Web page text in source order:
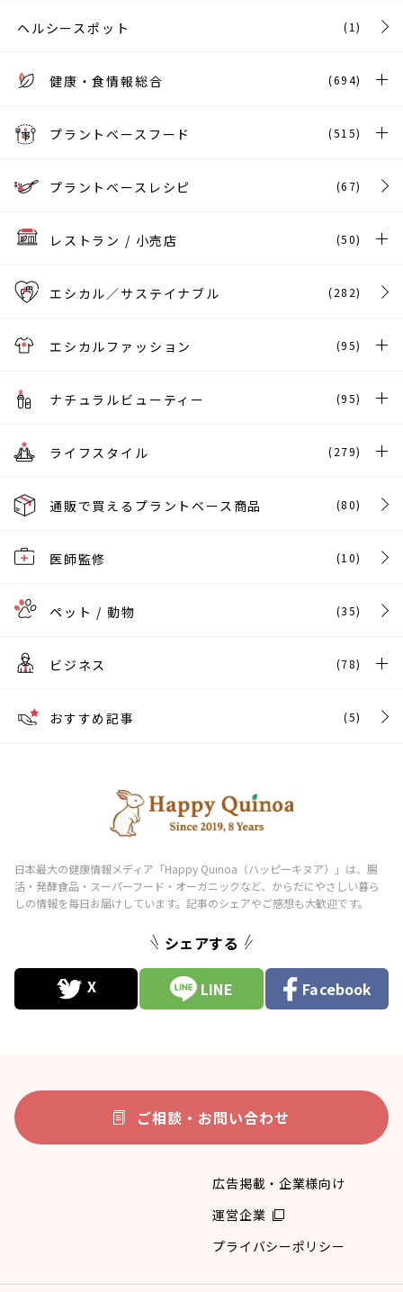
ヘルシースポット (1)
健康・食情報総合 (694)
プラントベースフード (515)
プラントベースレシピ (67)
レストラン / 小売店 (50)
エシカル／サステイナブル (282)
エシカルファッション (95)
ナチュラルビューティー (95)
ライフスタイル (279)
通販で買えるプラントベース商品 (80)
医師監修 (10)
ペット / 動物 (35)
ビジネス (78)
おすすめ記事 (5)
シェアする
LINE Facebook
ご相談・お問い合わせ
広告掲載・企業様向け
運営企業
プライバシーポリシー